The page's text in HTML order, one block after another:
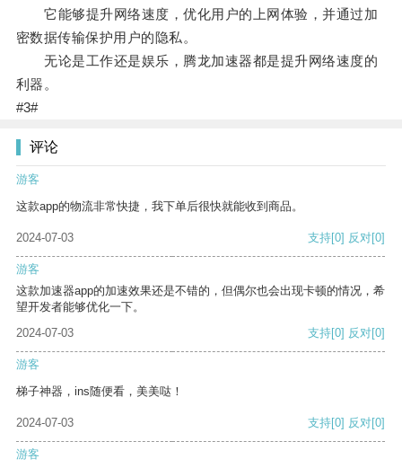
它能够提升网络速度，优化用户的上网体验，并通过加
密数据传输保护用户的隐私。
无论是工作还是娱乐，腾龙加速器都是提升网络速度的
利器。
#3#
评论
游客
这款app的物流非常快捷，我下单后很快就能收到商品。
2024-07-03 支持[0] 反对[0]
游客
这款加速器app的加速效果还是不错的，但偶尔也会出现卡顿的情况，希
望开发者能够优化一下。
2024-07-03
支持[0] 反对[0]
游客
梯子神器，ins随便看，美美哒！
2024-07-03 支持[0] 反对[0]
游客